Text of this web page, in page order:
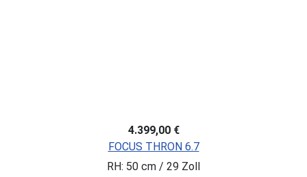
4.399,00 €
FOCUS THRON 6.7
RH: 50 cm / 29 Zoll